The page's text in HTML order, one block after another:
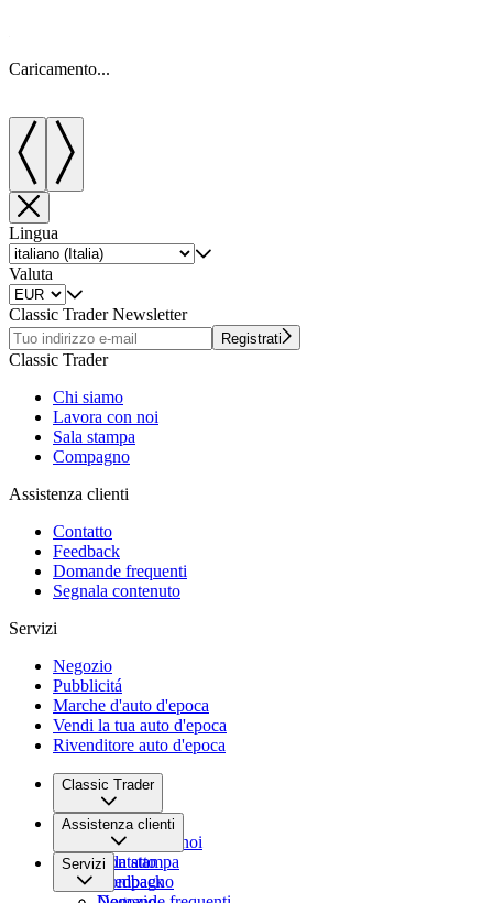
Caricamento...
Lingua
Valuta
Classic Trader Newsletter
Registrati
Classic Trader
Chi siamo
Lavora con noi
Sala stampa
Compagno
Assistenza clienti
Contatto
Feedback
Domande frequenti
Segnala contenuto
Servizi
Negozio
Pubblicitá
Marche d'auto d'epoca
Vendi la tua auto d'epoca
Rivenditore auto d'epoca
Classic Trader
Chi siamo
Lavora con noi
Sala stampa
Compagno
Assistenza clienti
Contatto
Feedback
Servizi